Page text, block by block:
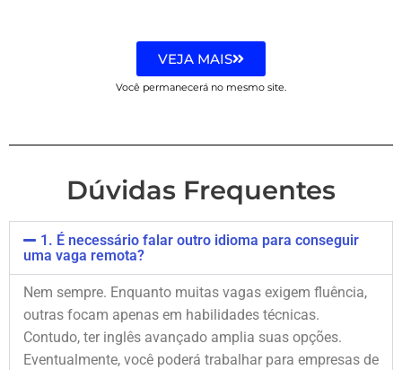
VEJA MAIS
Você permanecerá no mesmo site.
Dúvidas Frequentes
1. É necessário falar outro idioma para conseguir
uma vaga remota?
Nem sempre. Enquanto muitas vagas exigem fluência,
outras focam apenas em habilidades técnicas.
Contudo, ter inglês avançado amplia suas opções.
Eventualmente, você poderá trabalhar para empresas de